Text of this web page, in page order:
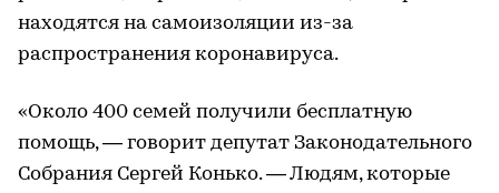
находятся на самоизоляции из-за
распространения коронавируса.
«Около 400 семей получили бесплатную
помощь, — говорит депутат Законодательного
Собрания Сергей Конько. — Людям, которые